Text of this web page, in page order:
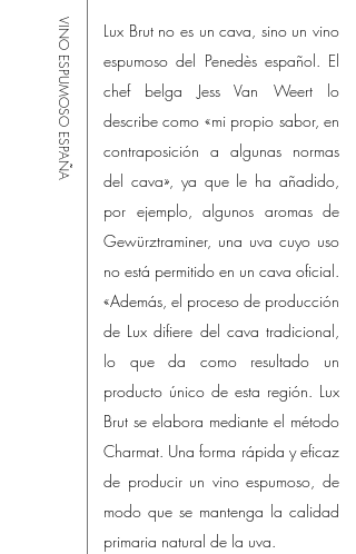
VINO ESPUMOSO ESPAÑA
Lux Brut no es un cava, sino un vino
espumoso del Penedès español. El
chef belga Jess Van Weert lo
describe como «mi propio sabor, en
contraposición a algunas normas
del cava», ya que le ha añadido,
por ejemplo, algunos aromas de
Gewürztraminer, una uva cuyo uso
no está permitido en un cava oficial.
«Además, el proceso de producción
de Lux difiere del cava tradicional,
lo que da como resultado un
producto único de esta región. Lux
Brut se elabora mediante el método
Charmat. Una forma rápida y eficaz
de producir un vino espumoso, de
modo que se mantenga la calidad
primaria natural de la uva.